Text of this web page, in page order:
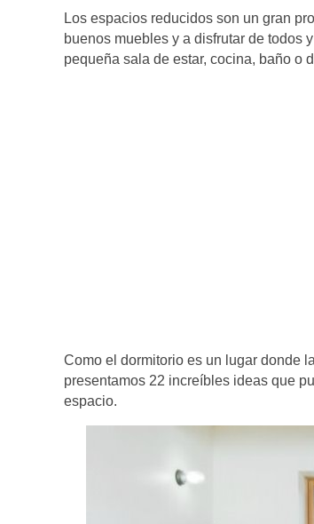
Los espacios reducidos son un gran
buenos muebles y a disfrutar de todos
pequeña sala de estar, cocina, baño o
Como el dormitorio es un lugar donde
presentamos 22 increíbles ideas que
espacio.